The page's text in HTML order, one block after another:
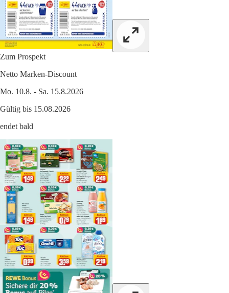
Zum Prospekt
Netto Marken-Discount
Mo. 10.8. - Sa. 15.8.2026
Gültig bis 15.08.2026
endet bald